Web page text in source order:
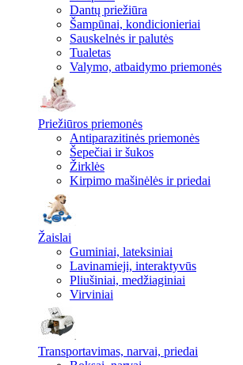
Dantų priežiūra
Šampūnai, kondicionieriai
Sauskelnės ir palutės
Tualetas
Valymo, atbaidymo priemonės
Priežiūros priemonės
Antiparazitinės priemonės
Šepečiai ir šukos
Žirklės
Kirpimo mašinėlės ir priedai
Žaislai
Guminiai, lateksiniai
Lavinamieji, interaktyvūs
Pliušiniai, medžiaginiai
Virviniai
Transportavimas, narvai, priedai